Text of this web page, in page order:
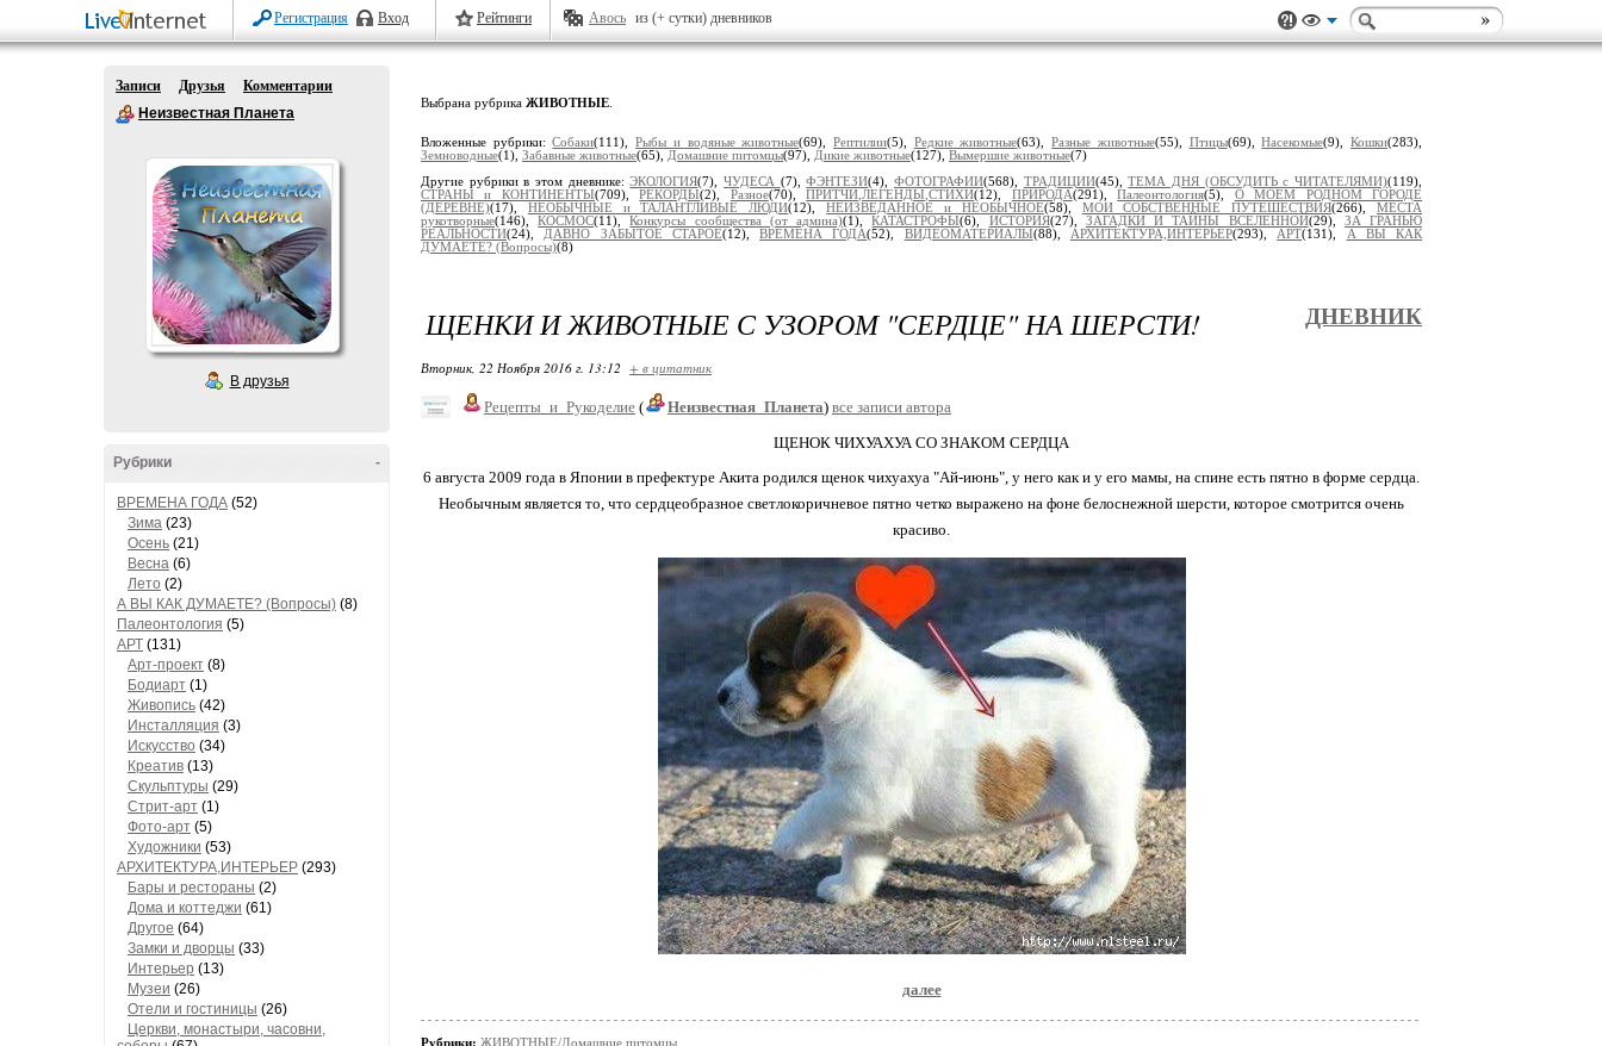
Регистрация Вход Рейтинги Авось из (+ сутки) дневников
Записи Друзья
Комментарии
Неизвестная Планета
В друзья
-
Рубрики
ВРЕМЕНА ГОДА (52)
Зима (23)
Осень (21)
Весна (6)
Лето (2)
А ВЫ КАК ДУМАЕТЕ? (Вопросы) (8)
Палеонтология (5)
АРТ (131)
Арт-проект (8)
Бодиарт (1)
Живопись (42)
Инсталляция (3)
Искусство (34)
Креатив (13)
Скульптуры (29)
Стрит-арт (1)
Фото-арт (5)
Художники (53)
АРХИТЕКТУРА,ИНТЕРЬЕР (293)
Бары и рестораны (2)
Дома и коттеджи (61)
Другое (64)
Замки и дворцы (33)
Интерьер (13)
Музеи (26)
Отели и гостиницы (26)
Церкви, монастыри, часовни,
Выбрана рубрика ЖИВОТНЫЕ
Вложенные рубрики:Собаки(111),Рыбы и водяные животные(69),Рептилии(5), Редкие животные(63),Разные животные(55), Птицы(69),Насекомые(9),Кошки(283),
Земноводные(1), Забавные животные(65), Домашние питомцы(97), Дикие животные(127), Вымершие животные(7)
Другие рубрики в этом дневнике:ЭКОЛОГИЯ(7),ЧУДЕСА (7),ФЭНТЕЗИ(4),ФОТОГРАФИИ(568), ТРАДИЦИИ(45),ТЕМА ДНЯ (ОБСУДИТЬ с ЧИТАТЕЛЯМИ)(119),
СТРАНЫ и КОНТИНЕНТЫ(709),РЕКОРДЫ(2), Разное(70),ПРИТЧИ,ЛЕГЕНДЫ,СТИХИ(12), ПРИРОДА(291),Палеонтология(5), О МОЕМ РОДНОМ ГОРОДЕ
(ДЕРЕВНЕ)(17), НЕОБЫЧНЫЕ и ТАЛАНТЛИВЫЕ ЛЮДИ(12),НЕИЗВЕДАННОЕ и НЕОБЫЧНОЕ(58), МОИ СОБСТВЕННЫЕ ПУТЕШЕСТВИЯ(266),МЕСТА
рукотворные(146),КОСМОС(11),Конкурсы сообщества (от админа)(1),КАТАСТРОФЫ(6), ИСТОРИЯ(27), ЗАГАДКИ И ТАЙНЫ ВСЕЛЕННОЙ(29), ЗА ГРАНЬЮ
РЕАЛЬНОСТИ(24), ДАВНО ЗАБЫТОЕ СТАРОЕ(12),ВРЕМЕНА ГОДА(52), ВИДЕОМАТЕРИАЛЫ(88), АРХИТЕКТУРА,ИНТЕРЬЕР(293), АРТ(131),
А ВЫ КАК
ДУМАЕТЕ? (Вопросы)(8)
ЩЕНКИ И ЖИВОТНЫЕ С УЗОРОМ "СЕРДЦЕ" НА ШЕРСТИ! ДНЕВНИК
Вторник, 22 Ноября 2016 г. 13:12 + в цитатник
Рецепты_и_Рукоделие ( Неизвестная_Планета) все записи автора
ЩЕНОК ЧИХУАХУА СО ЗНАКОМ СЕРДЦА
6 августа 2009 года в Японии в префектуре Акита родился щенок чихуахуа "Ай-июнь", у него как и у его мамы, на спине есть пятно в форме сердца.
Необычным является то, что сердцеобразное светлокоричневое пятно четко выражено на фоне белоснежной шерсти, которое смотрится очень
красиво.
далее
Рубрики: ЖИВОТНЫЕ/Домашние питомцы